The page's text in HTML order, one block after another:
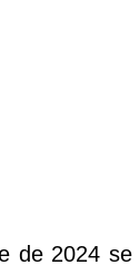
de 2024